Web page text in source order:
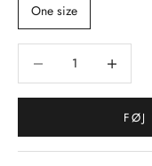
One size
FØJ